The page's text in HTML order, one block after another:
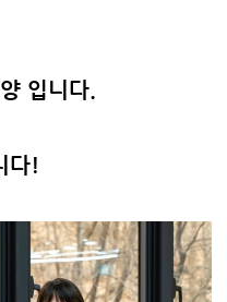
입니다.
다!